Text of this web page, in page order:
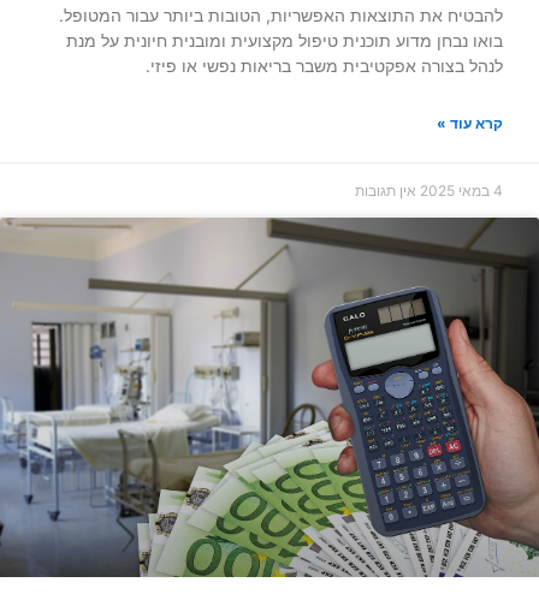
להבטיח את התוצאות האפשריות, הטובות ביותר עבור המטופל.
בואו נבחן מדוע תוכנית טיפול מקצועית ומובנית חיונית על מנת
לנהל בצורה אפקטיבית משבר בריאות נפשי או פיזי.
קרא עוד »
4 במאי 2025 אין תגובות